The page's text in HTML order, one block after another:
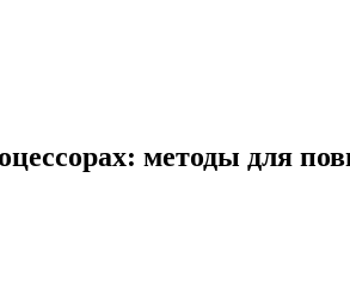
методы для